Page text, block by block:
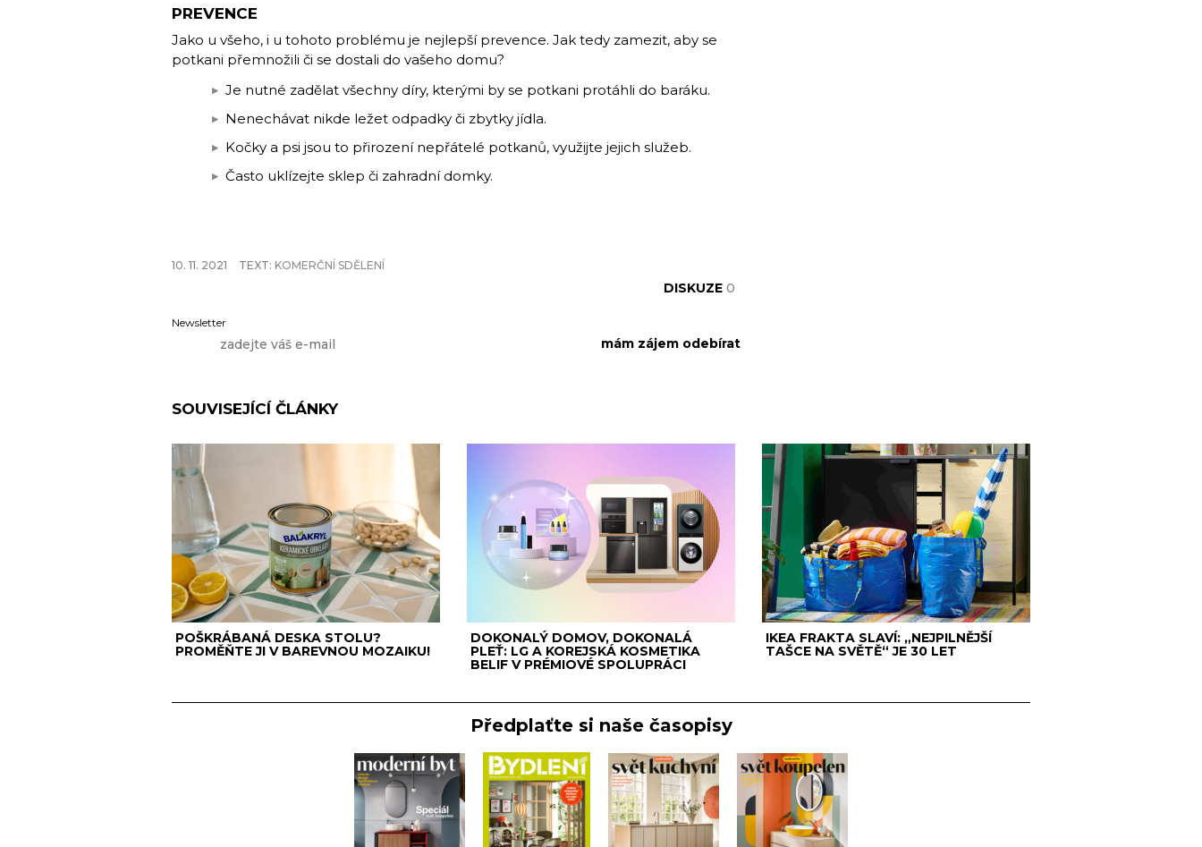
PREVENCE
Jako u všeho, i u tohoto problému je nejlepší prevence. Jak tedy zamezit, aby se
potkani přemnožili či se dostali do vašeho domu?
Je nutné zadělat všechny díry, kterými by se potkani protáhli do baráku.
Nenechávat nikde ležet odpadky či zbytky jídla.
Kočky a psi jsou to přirození nepřátelé potkanů, využijte jejich služeb.
Často uklízejte sklep či zahradní domky.
10. 11. 2021 TEXT: KOMERČNÍ SDĚLENÍ
DISKUZE 0
Newsletter
SOUVISEJÍCÍ ČLÁNKY
POŠKRÁBANÁ DESKA STOLU?
PROMĚŇTE JI V BAREVNOU MOZAIKU!
DOKONALÝ DOMOV, DOKONALÁ
PLEŤ: LG A KOREJSKÁ KOSMETIKA
BELIF V PRÉMIOVÉ SPOLUPRÁCI
IKEA FRAKTA SLAVÍ: „NEJPILNĚJŠÍ
TAŠCE NA SVĚTĚ“ JE 30 LET
Předplaťte si naše časopisy